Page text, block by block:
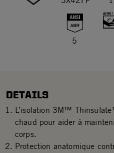
5
DETAILS
L’isolation 3M™
chaud pour aider à
corps.
Protection anatomique